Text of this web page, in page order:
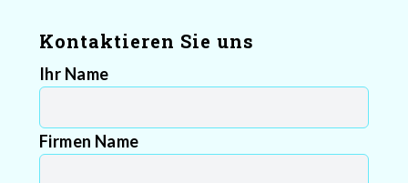
Kontaktieren Sie uns
Ihr Name
Firmen Name